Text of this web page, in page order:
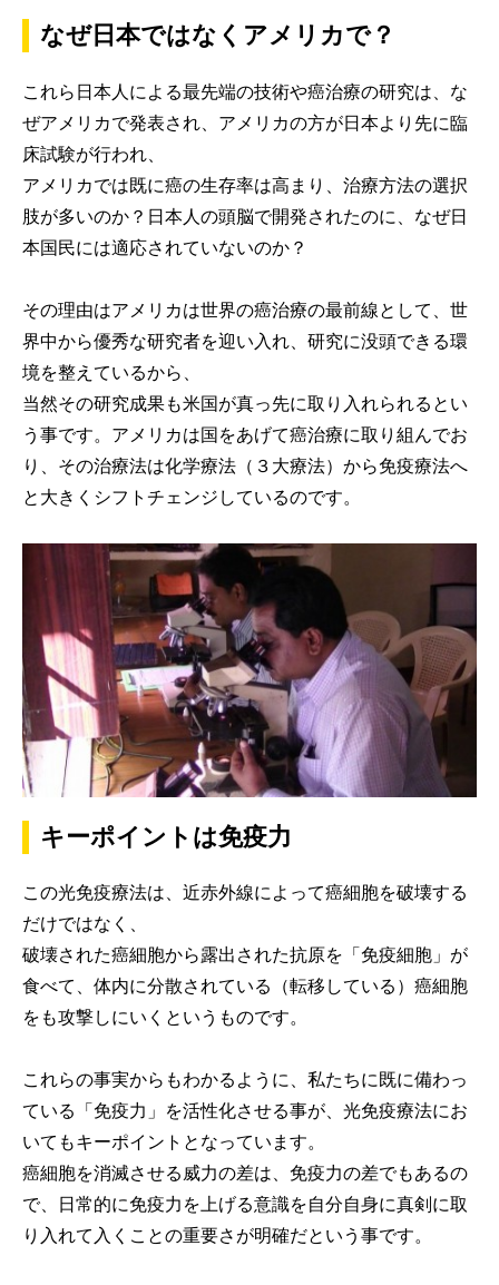
なぜ日本ではなくアメリカで？
これら日本人による最先端の技術や癌治療の研究は、な
ぜアメリカで発表され、アメリカの方が日本より先に臨
床試験が行われ、
アメリカでは既に癌の生存率は高まり、治療方法の選択
肢が多いのか？日本人の頭脳で開発されたのに、なぜ日
本国民には適応されていないのか？
その理由はアメリカは世界の癌治療の最前線として、世
界中から優秀な研究者を迎い入れ、研究に没頭できる環
境を整えているから、
当然その研究成果も米国が真っ先に取り入れられるとい
う事です。アメリカは国をあげて癌治療に取り組んでお
り、その治療法は化学療法（３大療法）から免疫療法へ
と大きくシフトチェンジしているのです。
キーポイントは免疫力
この光免疫療法は、近赤外線によって癌細胞を破壊する
だけではなく、
破壊された癌細胞から露出された抗原を「免疫細胞」が
食べて、体内に分散されている（転移している）癌細胞
をも攻撃しにいくというものです。
これらの事実からもわかるように、私たちに既に備わっ
ている「免疫力」を活性化させる事が、光免疫療法にお
いてもキーポイントとなっています。
癌細胞を消滅させる威力の差は、免疫力の差でもあるの
で、日常的に免疫力を上げる意識を自分自身に真剣に取
り入れて入くことの重要さが明確だという事です。